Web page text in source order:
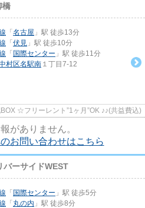
橋
「 名古屋 」駅 徒歩13分
「 伏見 」駅 徒歩10分
「 国際センター 」駅 徒歩11分
村区名駅南 １丁目7-12
☆フリーレント”1ヶ月”OK ♪♪(共益費込)
がありません。
お問い合わせはこちら
バーサイドWEST
「 国際センター 」駅 徒歩5分
「 丸の内 」駅 徒歩8分